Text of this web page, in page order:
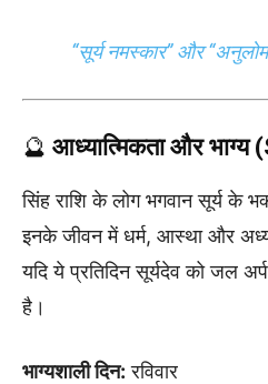
“सूर्य नमस्कार” और
🔮 आध्यात्मिकता और
सिंह राशि के लोग भगवान सूर्य के
इनके जीवन में धर्म, आस्था और
यदि ये प्रतिदिन सूर्यदेव को जल
है।
भाग्यशाली दिन: रविवार